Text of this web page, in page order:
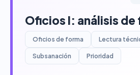
Oficios I: análisis de
Oficios de forma Lectura
Subsanación Prioridad